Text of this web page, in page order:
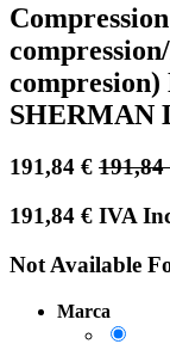
SHERMAN
191,84 € 191,84
191,84 € IVA
Not Available
Marca